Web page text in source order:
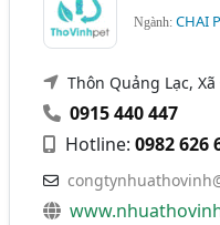
Ngành:CHAI
Thôn Quảng Lạc,
0915 440 447
Hotline:0982 626